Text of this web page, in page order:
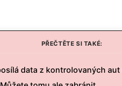
PŘEČTĚTE SI TAKÉ:
data z kontrolovaných